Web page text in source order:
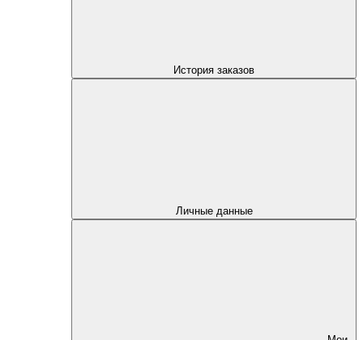
История заказов
Личные данные